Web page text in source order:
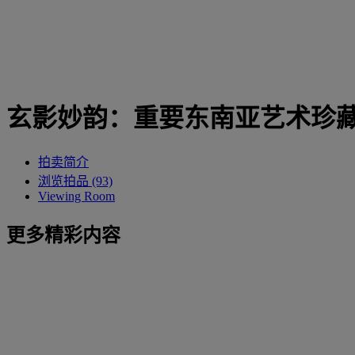
玄影妙韵：重要东南亚艺术珍
拍卖简介
浏览拍品 (93)
Viewing Room
更多精彩内容